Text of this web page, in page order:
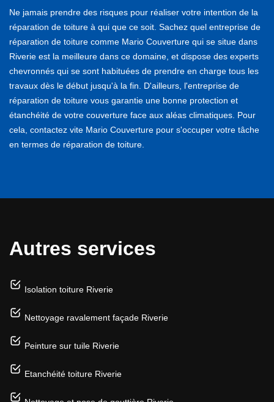
Ne jamais prendre des risques pour réaliser votre intention de la
réparation de toiture à qui que ce soit. Sachez quel entreprise de
réparation de toiture comme Mario Couverture qui se situe dans
Riverie est la meilleure dans ce domaine, et dispose des experts
chevronnés qui se sont habituées de prendre en charge tous les
travaux dès le début jusqu'à la fin. D'ailleurs, l'entreprise de
réparation de toiture vous garantie une bonne protection et
étanchéité de votre couverture face aux aléas climatiques. Pour
cela, contactez vite Mario Couverture pour s'occuper votre tâche
en termes de réparation de toiture.
Autres services
Isolation toiture Riverie
Nettoyage ravalement façade Riverie
Peinture sur tuile Riverie
Etanchéité toiture Riverie